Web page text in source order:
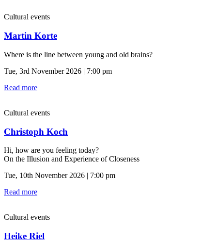
Cultural events
Martin Korte
Where is the line between young and old brains?
Tue, 3rd November 2026 | 7:00 pm
Read more
Cultural events
Christoph Koch
Hi, how are you feeling today?
On the Illusion and Experience of Closeness
Tue, 10th November 2026 | 7:00 pm
Read more
Cultural events
Heike Riel